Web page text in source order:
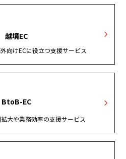
越境EC
向けECに役立つ支援サービス
BtoB-EC
大や業務効率の支援サービス